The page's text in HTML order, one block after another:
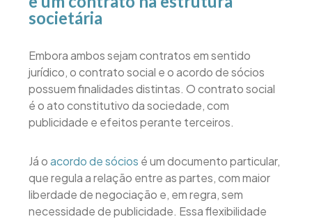
societária
Embora ambos sejam contratos em sentido
jurídico, o contrato social e o acordo de sócios
possuem finalidades distintas. O contrato social
é o ato constitutivo da sociedade, com
publicidade e efeitos perante terceiros.
Já oacordo de sócios é um documento particular,
que regula a relação entre as partes, com maior
liberdade de negociação e, em regra, sem
necessidade de publicidade. Essa flexibilidade